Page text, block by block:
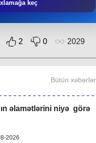
keç
2 0 2029
Bütün xəbərlər
sosial-rifah
əlamətlərini niyə görə
2026